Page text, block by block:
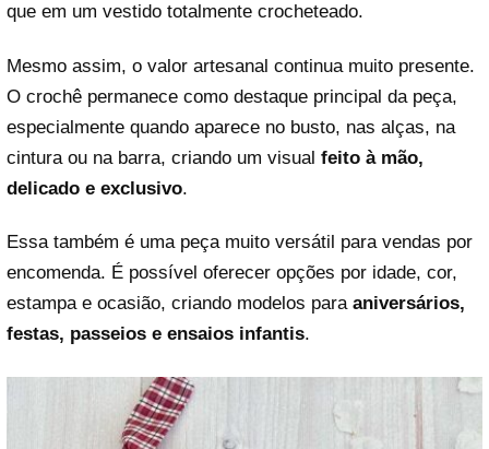
que em um vestido totalmente crocheteado.
Mesmo assim, o valor artesanal continua muito presente.
O crochê permanece como destaque principal da peça,
especialmente quando aparece no busto, nas alças, na
cintura ou na barra, criando um visual feito à mão,
delicado e exclusivo.
Essa também é uma peça muito versátil para vendas por
encomenda. É possível oferecer opções por idade, cor,
estampa e ocasião, criando modelos para aniversários,
festas, passeios e ensaios infantis.